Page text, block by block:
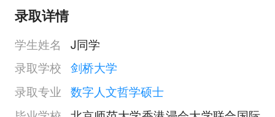
录取详情
学生姓名
J同学
录取学校 剑桥大学
录取专业 数字人文哲学硕士